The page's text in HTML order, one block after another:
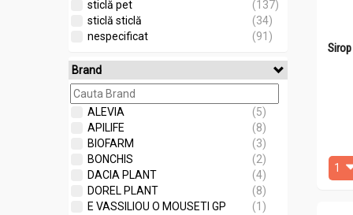
sticlă pet
(137)
sticlă sticlă
(34)
nespecificat
(91)
Brand
ALEVIA
(5)
APILIFE
(8)
BIOFARM
(3)
BONCHIS
(2)
DACIA PLANT
(4)
DOREL PLANT
(8)
E VASSILIOU O MOUSETI GP
(1)